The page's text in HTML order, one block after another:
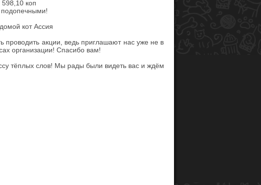
коп
подопечными!
кот Ассия
проводить акции, ведь приглашают нас уже не в
организации! Спасибо вам!
тёплых слов! Мы рады были видеть вас и ждём